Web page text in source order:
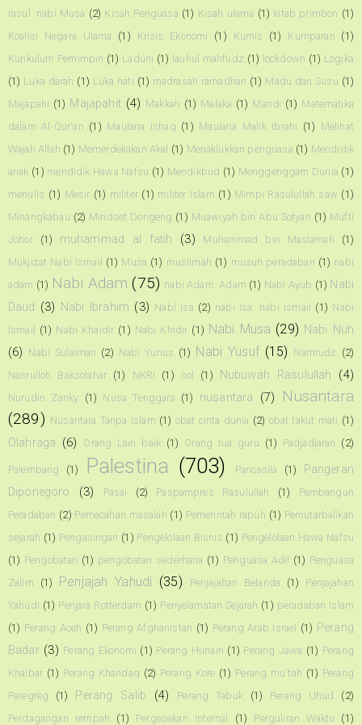
rasul. nabi Musa (2) Kisah Penguasa (1) Kisah ulama (1) kitab primbon (1)
Koalisi Negara Ulama
(1) Krisis Ekonomi (1) Kumis (1) Kumparan (1)
Kurikulum Pemimpin (1) Laduni (1) lauhul mahfudz (1) lockdown (1) Logika
(1) Luka darah (1) Luka hati (1) madrasah ramadhan (1) Madu dan Susu (1)
Majapahi (1) Majapahit (4) Makkah (1) Malaka (1) Mandi (1) Matematika
dalam Al-Qur'an (1) Maulana Ishaq (1) Maulana Malik Ibrahi (1) Melihat
Wajah Allah (1) Memerdekakan Akal (1) Menaklukkan penguasa (1) Mendidik
anak (1) mendidik Hawa Nafsu (1) Mendikbud (1) Menggenggam Dunia (1)
menulis (1) Mesir (1) militer (1) militer Islam (1) Mimpi Rasulullah saw (1)
Minangkabau (2) Mindset Dongeng (1) Muawiyah bin Abu Sofyan (1) Mufti
Johor
(1) muhammad al fatih (3) Muhammad bin Maslamah
(1)
Mukjizat Nabi Ismail (1) Musa (1) muslimah (1) musuh peradaban (1) nabi
adam (1) Nabi Adam (75) nabi Adam. Adam (1) Nabi Ayub (1) Nabi
Daud (3) Nabi Ibrahim (3) Nabi Isa (2) nabi Isa. nabi ismail (1) Nabi
Ismail
(1) Nabi Khaidir (1) Nabi Khidir (1) Nabi Musa (29) Nabi Nuh
(6) Nabi Sulaiman (2) Nabi Yunus (1) Nabi Yusuf (15) Namrudz (2)
Nasrulloh Baksolahar (1) NKRI (1) nol (1) Nubuwah Rasulullah (4)
Nurudin Zanky (1) Nusa Tenggara (1) nusantara (7)
Nusantara
(289) Nusantara Tanpa Islam (1) obat cinta dunia (2) obat takut mati (1)
Olahraga (6) Orang Lain baik (1) Orang tua guru (1) Padjadjaran (2)
Palembang (1) Palestina (703) Pancasila (1)
Pangeran
Diponegoro
(3) Pasai (2) Paspampres Rasulullah (1)
Pembangun
Peradaban (2) Pemecahan masalah (1) Pemerintah rapuh (1) Pemutarbalikan
sejarah (1) Pengasingan (1) Pengelolaan Bisnis (1) Pengelolaan Hawa Nafsu
(1) Pengobatan (1) pengobatan sederhana (1) Penguasa Adil (1) Penguasa
Zalim
(1) Penjajah Yahudi (35) Penjajahan Belanda (1)
Penjajahan
Yahudi (1) Penjara Rotterdam (1) Penyelamatan Sejarah (1) peradaban Islam
(1) Perang Aceh (1) Perang Afghanistan (1) Perang Arab Israel (1) Perang
Badar (3) Perang Ekonomi (1) Perang Hunain (1) Perang Jawa (1) Perang
Khaibar (1) Perang Khandaq (2) Perang Kore (1) Perang mu'tah (1) Perang
Paregreg
(1) Perang Salib (4) Perang Tabuk (1) Perang Uhud
(2)
Perdagangan rempah
(1) Pergesekan Internal (1) Perguliran Waktu
(1)